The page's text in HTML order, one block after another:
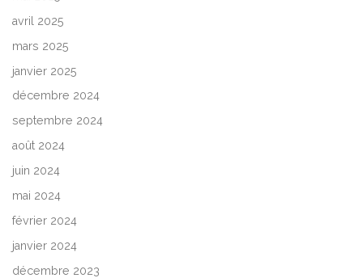
avril 2025
mars 2025
janvier 2025
décembre 2024
septembre 2024
août 2024
juin 2024
mai 2024
février 2024
janvier 2024
décembre 2023